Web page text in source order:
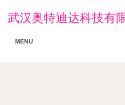
武汉奥特迪达科技有
MENU